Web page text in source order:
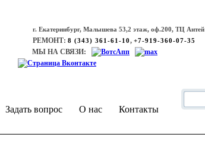
г. Екатеринбург, Малышева 53,2 этаж, оф.200, ТЦ Антей
РЕМОНТ: 8 (343) 361-61-10, +7-919-360-07-35
МЫ НА СВЯЗИ:
Задать вопрос О нас Контакты